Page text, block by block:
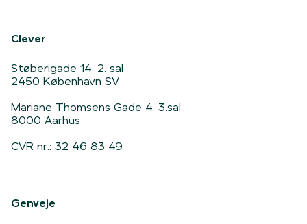
Clever
Støberigade 14, 2. sal
2450 København SV
Mariane Thomsens Gade 4, 3.sal
8000 Aarhus
CVR nr.: 32 46 83 49
Genveje